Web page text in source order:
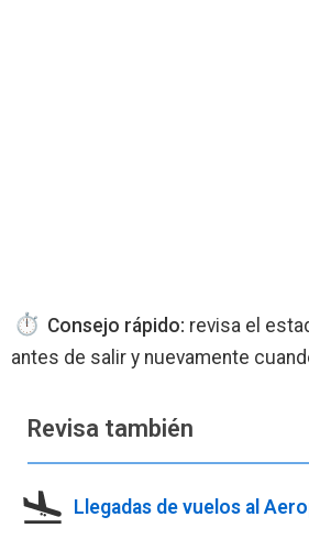
Consejo rápido: revisa el
antes de salir y nuevamente
Revisa también
Llegadas de vuelos al